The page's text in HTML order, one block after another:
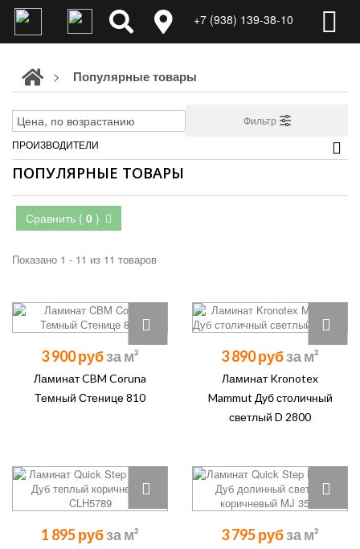
+7 (938) 139-38-10
> Популярные товары
Фильтр
ПРОИЗВОДИТЕЛИ
ПОПУЛЯРНЫЕ ТОВАРЫ
Сравнить ( 0 )
Показано 1 - 11 из 11 товаров
3 900 руб
Ламинат CBM Coruna
Темный Стенице 810
3 890 руб
Ламинат Kronotex
Mammut Дуб столичный
светлый D 2800
1 895 руб 3 795 руб